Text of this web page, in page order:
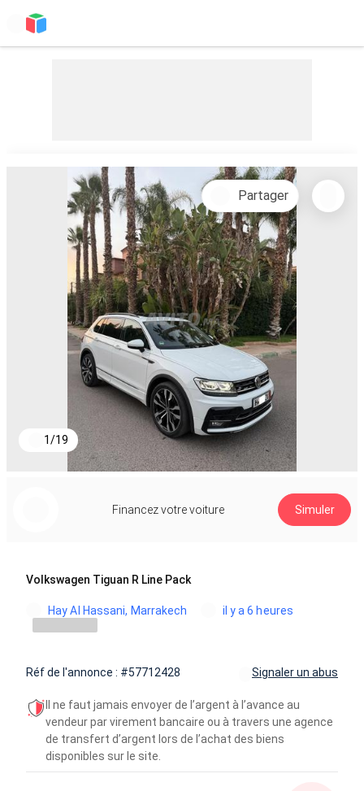
1/19
Partager
Financez votre voiture Simuler
Volkswagen Tiguan R Line Pack
Hay Al Hassani, Marrakech il y a 6 heures
Réf de l'annonce : #57712428 Signaler un abus
Il ne faut jamais envoyer de l’argent à l’avance au
vendeur par virement bancaire ou à travers une agence
de transfert d’argent lors de l’achat des biens
disponibles sur le site.